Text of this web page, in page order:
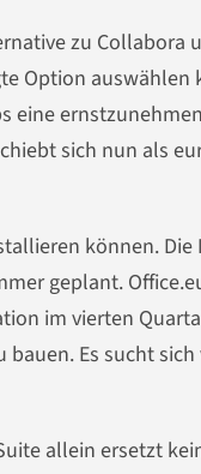
zu Collabora
Option auswählen
sich nun als
können.
geplant.
im vierten
Es sucht
allein ersetzt